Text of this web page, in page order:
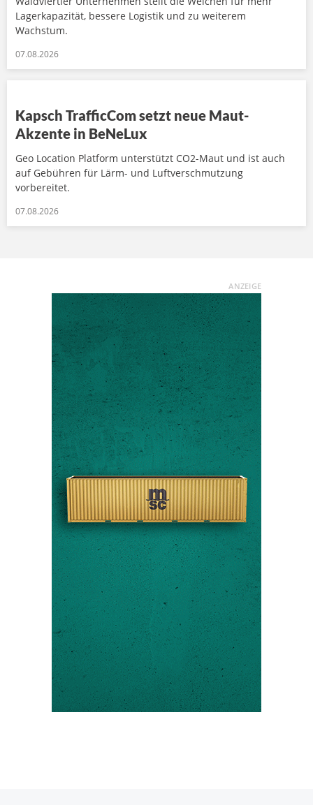
Lagerkapazität, bessere Logistik und zu weiterem
Wachstum.
07.08.2026
Kapsch TrafficCom setzt neue Maut-
Akzente in BeNeLux
Geo Location Platform unterstützt CO2-Maut und ist auch
auf Gebühren für Lärm- und Luftverschmutzung
vorbereitet.
07.08.2026
ANZEIGE